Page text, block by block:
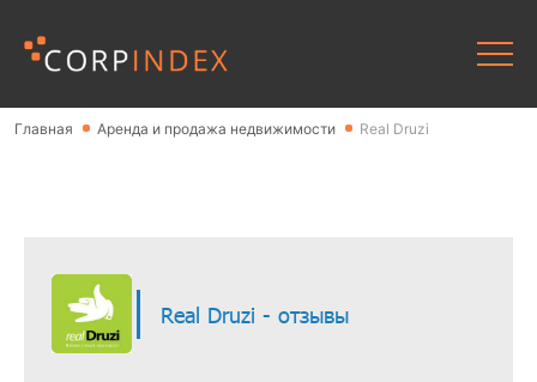
Главная Аренда и продажа недвижимости Real Druzi
Real Druzi - отзывы